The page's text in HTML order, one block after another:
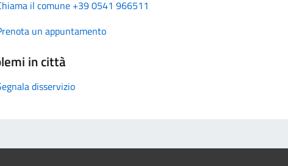
il comune +39 0541 966511
un appuntamento
in città
disservizio